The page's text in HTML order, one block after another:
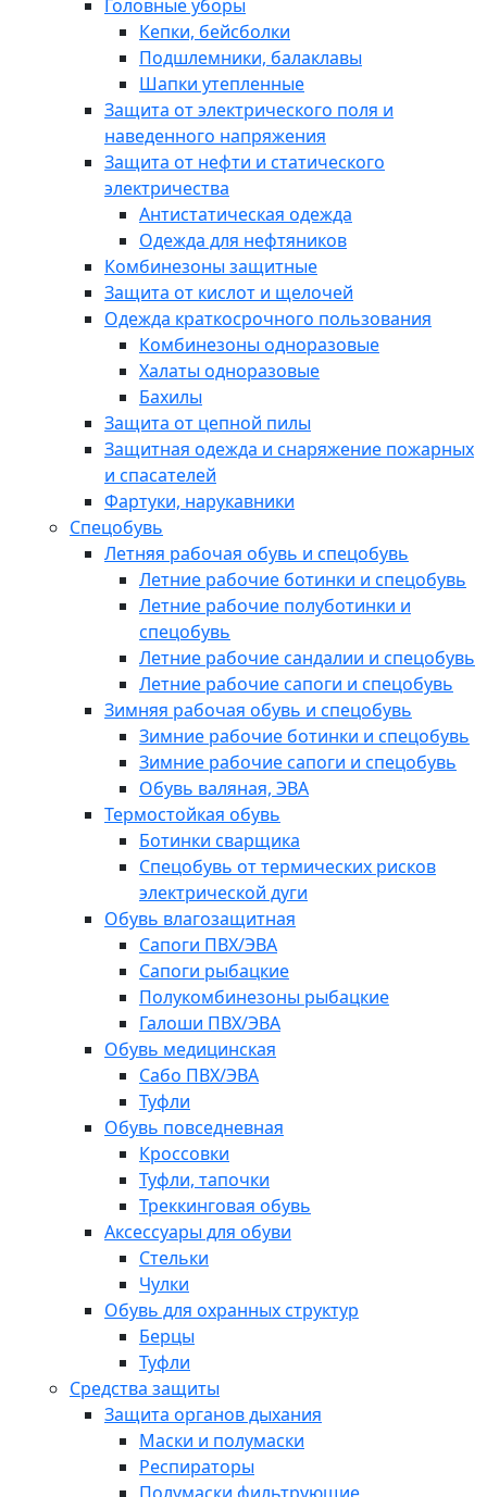
Головные уборы
Кепки, бейсболки
Подшлемники, балаклавы
Шапки утепленные
Защита от электрического поля и
наведенного напряжения
Защита от нефти и статического
электричества
Антистатическая одежда
Одежда для нефтяников
Комбинезоны защитные
Защита от кислот и щелочей
Одежда краткосрочного пользования
Комбинезоны одноразовые
Халаты одноразовые
Бахилы
Защита от цепной пилы
Защитная одежда и снаряжение пожарных
и спасателей
Фартуки, нарукавники
Спецобувь
Летняя рабочая обувь и спецобувь
Летние рабочие ботинки и спецобувь
Летние рабочие полуботинки и
спецобувь
Летние рабочие сандалии и спецобувь
Летние рабочие сапоги и спецобувь
Зимняя рабочая обувь и спецобувь
Зимние рабочие ботинки и спецобувь
Зимние рабочие сапоги и спецобувь
Обувь валяная, ЭВА
Термостойкая обувь
Ботинки сварщика
Спецобувь от термических рисков
электрической дуги
Обувь влагозащитная
Сапоги ПВХ/ЭВА
Сапоги рыбацкие
Полукомбинезоны рыбацкие
Галоши ПВХ/ЭВА
Обувь медицинская
Сабо ПВХ/ЭВА
Туфли
Обувь повседневная
Кроссовки
Туфли, тапочки
Треккинговая обувь
Аксессуары для обуви
Стельки
Чулки
Обувь для охранных структур
Берцы
Туфли
Средства защиты
Защита органов дыхания
Маски и полумаски
Респираторы